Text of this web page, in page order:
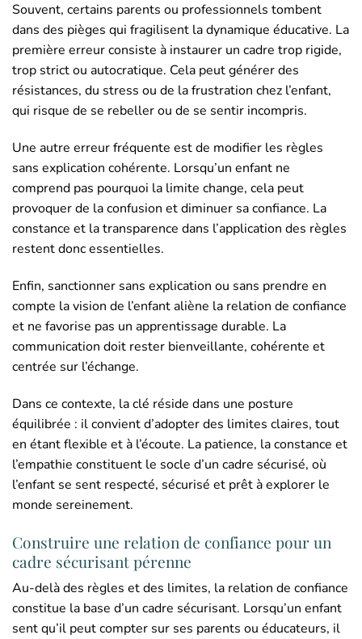
Souvent, certains parents ou professionnels tombent
dans des pièges qui fragilisent la dynamique éducative. La
première erreur consiste à instaurer un cadre trop rigide,
trop strict ou autocratique. Cela peut générer des
résistances, du stress ou de la frustration chez l’enfant,
qui risque de se rebeller ou de se sentir incompris.
Une autre erreur fréquente est de modifier les règles
sans explication cohérente. Lorsqu’un enfant ne
comprend pas pourquoi la limite change, cela peut
provoquer de la confusion et diminuer sa confiance. La
constance et la transparence dans l’application des règles
restent donc essentielles.
Enfin, sanctionner sans explication ou sans prendre en
compte la vision de l’enfant aliène la relation de confiance
et ne favorise pas un apprentissage durable. La
communication doit rester bienveillante, cohérente et
centrée sur l’échange.
Dans ce contexte, la clé réside dans une posture
équilibrée : il convient d’adopter des limites claires, tout
en étant flexible et à l’écoute. La patience, la constance et
l’empathie constituent le socle d’un cadre sécurisé, où
l’enfant se sent respecté, sécurisé et prêt à explorer le
monde sereinement.
Construire une relation de confiance pour un
cadre sécurisant pérenne
Au-delà des règles et des limites, la relation de confiance
constitue la base d’un cadre sécurisant. Lorsqu’un enfant
sent qu’il peut compter sur ses parents ou éducateurs, il